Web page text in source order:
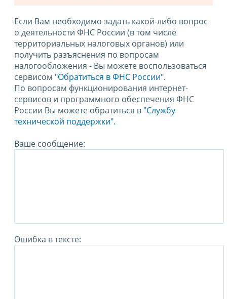
Если Вам необходимо задать какой-либо вопрос
о деятельности ФНС России (в том числе
территориальных налоговых органов) или
получить разъяснения по вопросам
налогообложения - Вы можете воспользоваться
сервисом "Обратиться в ФНС России".
По вопросам функционирования интернет-
сервисов и программного обеспечения ФНС
России Вы можете обратиться в "Службу
технической поддержки".
Ваше сообщение:
Ошибка в тексте: